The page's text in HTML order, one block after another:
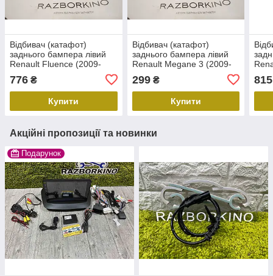
Відбивач (катафот)
заднього бампера лівий
Renault Fluence (2009-
265650004R
776 ₴
Купити
Відбивач (катафот)
заднього бампера лівий
Renault Megane 3 (2009-
265650004R Рено меган
299₴
Купити
815
Акційні пропозиції та новинки
Подарунок